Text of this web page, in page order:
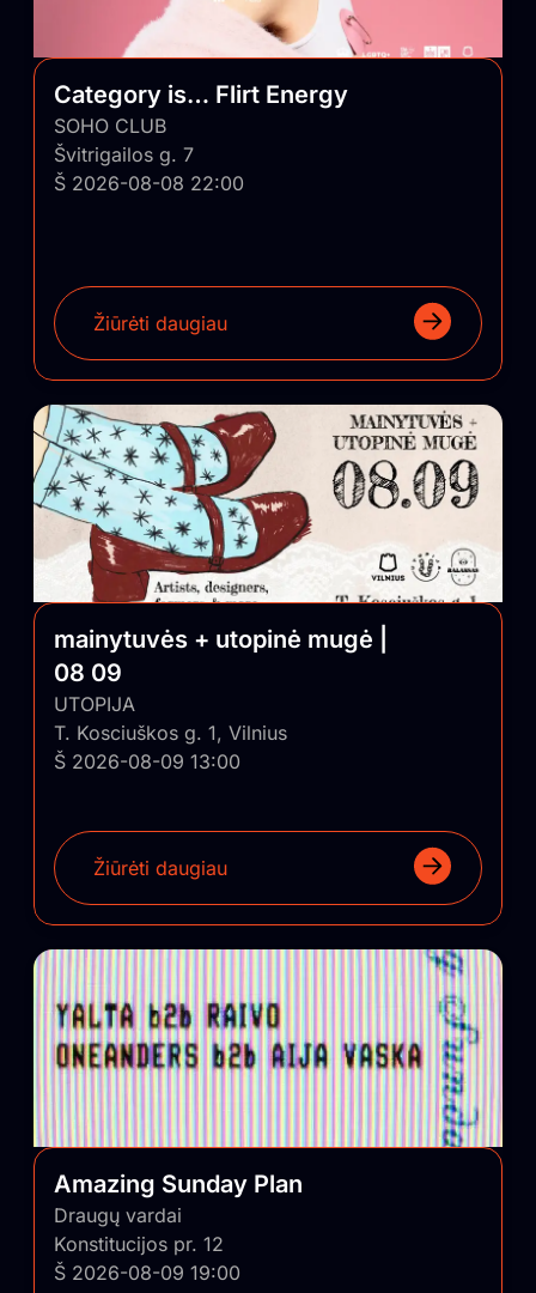
Category is… Flirt Energy
SOHO CLUB
Švitrigailos g. 7
Š 2026-08-08 22:00
Žiūrėti daugiau
mainytuvės + utopinė mugė |
08 09
UTOPIJA
T. Kosciuškos g. 1, Vilnius
Š 2026-08-09 13:00
Žiūrėti daugiau
Amazing Sunday Plan
Draugų vardai
Konstitucijos pr. 12
Š 2026-08-09 19:00